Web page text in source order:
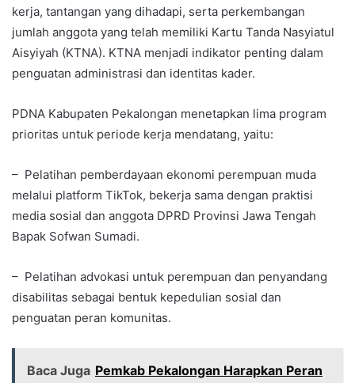
kerja, tantangan yang dihadapi, serta perkembangan
jumlah anggota yang telah memiliki Kartu Tanda Nasyiatul
Aisyiyah (KTNA). KTNA menjadi indikator penting dalam
penguatan administrasi dan identitas kader.
PDNA Kabupaten Pekalongan menetapkan lima program
prioritas untuk periode kerja mendatang, yaitu:
– Pelatihan pemberdayaan ekonomi perempuan muda
melalui platform TikTok, bekerja sama dengan praktisi
media sosial dan anggota DPRD Provinsi Jawa Tengah
Bapak Sofwan Sumadi.
– Pelatihan advokasi untuk perempuan dan penyandang
disabilitas sebagai bentuk kepedulian sosial dan
penguatan peran komunitas.
Baca Juga Pemkab Pekalongan Harapkan Peran